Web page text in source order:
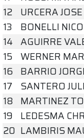
12 URCERA
13
BONELLI
14 AGUIRRE
15 WERNER
16 BARRIO
17
SANTERO
18 MARTINEZ
19 LEDESMA
20 LAMBIRIS